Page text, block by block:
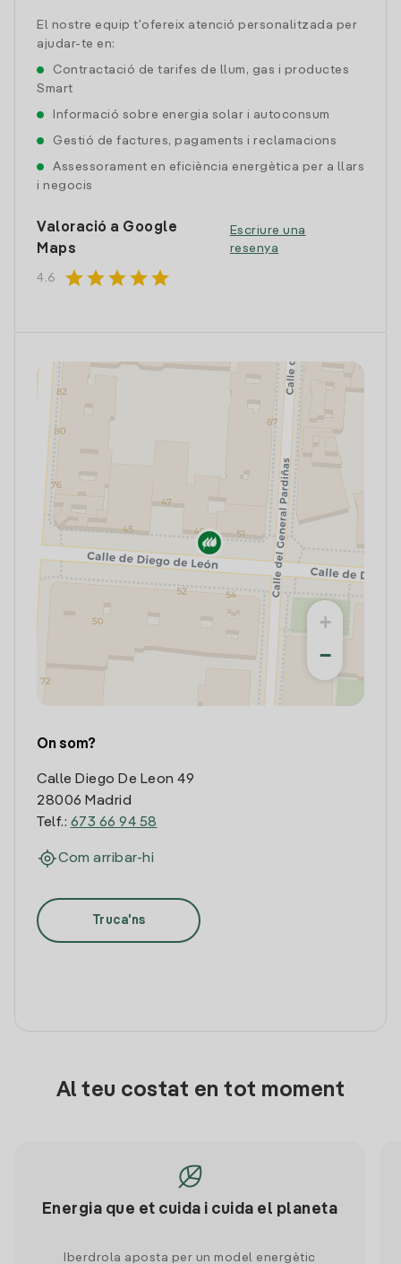
El nostre equip t'ofereix atenció personalitzada per
ajudar-te en:
Contractació de tarifes de llum, gas i productes
Smart
Informació sobre energia solar i autoconsum
Gestió de factures, pagaments i reclamacions
Assessorament en eficiència energètica per a llars
i negocis
Valoració a Google
Maps
4.6 starstarstarstarstar
Escriure una
resenya
+
−
On som?
Calle Diego De Leon 49
28006 Madrid
Telf.: 673 66 94 58
Com arribar-hi
Truca'ns
Al teu costat en tot moment
Energia que et cuida i cuida el planeta
Iberdrola aposta per un model energètic